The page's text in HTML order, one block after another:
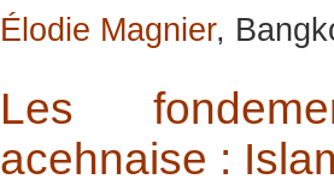
Élodie Magnier,
Les
acehnaise :